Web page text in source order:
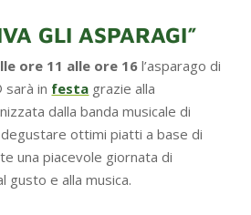
GLI ASPARAGI”
ore 11 alle ore 16l’asparago di
in festa grazie alla
dalla banda musicale di
ottimi piatti a base di
una piacevole giornata di
gusto e alla musica.